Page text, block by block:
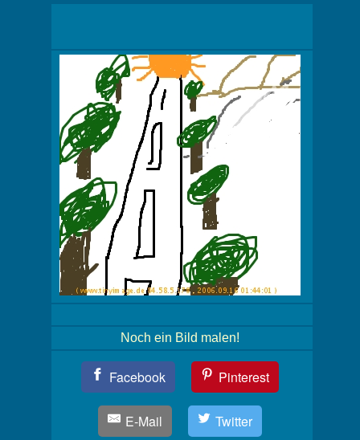
Noch ein Bild malen!
Facebook Pinterest
E-Mail Twitter